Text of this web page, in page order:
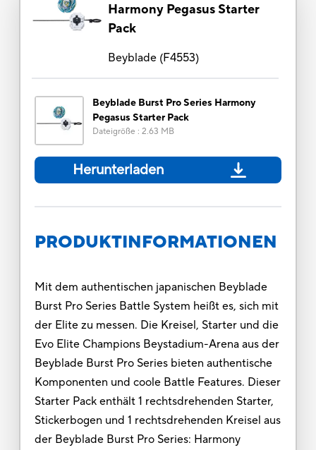
Harmony Pegasus Starter
Pack
Beyblade(F4553)
Beyblade Burst Pro Series Harmony
Pegasus Starter Pack
Dateigröße : 2.63 MB
Herunterladen
PRODUKTINFORMATIONEN
Mit dem authentischen japanischen Beyblade
Burst Pro Series Battle System heißt es, sich mit
der Elite zu messen. Die Kreisel, Starter und die
Evo Elite Champions Beystadium-Arena aus der
Beyblade Burst Pro Series bieten authentische
Komponenten und coole Battle Features. Dieser
Starter Pack enthält 1 rechtsdrehenden Starter,
Stickerbogen und 1 rechtsdrehenden Kreisel aus
der Beyblade Burst Pro Series: Harmony